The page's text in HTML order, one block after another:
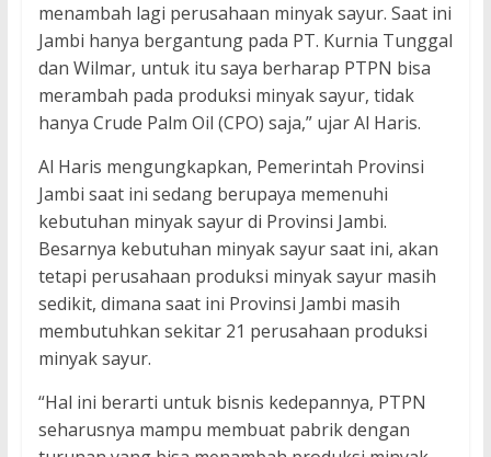
menambah lagi perusahaan minyak sayur. Saat ini
Jambi hanya bergantung pada PT. Kurnia Tunggal
dan Wilmar, untuk itu saya berharap PTPN bisa
merambah pada produksi minyak sayur, tidak
hanya Crude Palm Oil (CPO) saja,” ujar Al Haris.
Al Haris mengungkapkan, Pemerintah Provinsi
Jambi saat ini sedang berupaya memenuhi
kebutuhan minyak sayur di Provinsi Jambi.
Besarnya kebutuhan minyak sayur saat ini, akan
tetapi perusahaan produksi minyak sayur masih
sedikit, dimana saat ini Provinsi Jambi masih
membutuhkan sekitar 21 perusahaan produksi
minyak sayur.
“Hal ini berarti untuk bisnis kedepannya, PTPN
seharusnya mampu membuat pabrik dengan